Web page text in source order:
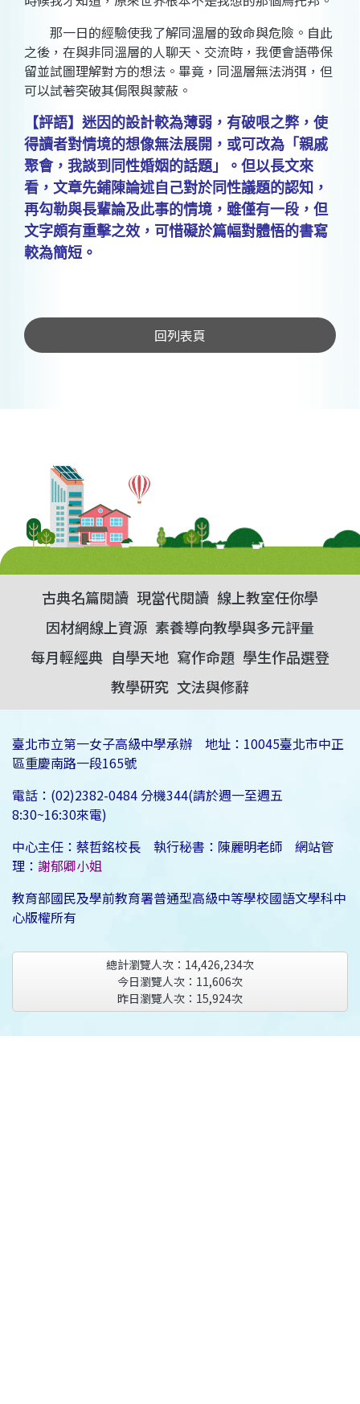
那一日的經驗使我了解同溫層的致命與危險。自此
之後，在與非同溫層的人聊天、交流時，我便會語帶保
留並試圖理解對方的想法。畢竟，同溫層無法消弭，但
可以試著突破其侷限與蒙蔽。
【評語】迷因的設計較為薄弱，有破哏之弊，使
得讀者對情境的想像無法展開，或可改為「親戚
聚會，我談到同性婚姻的話題」。但以長文來
看，文章先鋪陳論述自己對於同性議題的認知，
再勾勒與長輩論及此事的情境，雖僅有一段，但
文字頗有重擊之效，可惜礙於篇幅對體悟的書寫
較為簡短。
回列表頁
古典名篇閱讀 現當代閱讀 線上教室任你學
因材網線上資源 素養導向教學與多元評量
每月輕經典 自學天地 寫作命題 學生作品選登
教學研究 文法與修辭
臺北市立第一女子高級中學承辦 地址：10045臺北市中正
區重慶南路一段165號
電話：(02)2382-0484 分機344(請於週一至週五
8:30~16:30來電)
中心主任：蔡哲銘校長 執行秘書：陳麗明老師 網站管
理： 謝郁卿小姐
教育部國民及學前教育署普通型高級中等學校國語文學科中
心版權所有
總計瀏覽人次： 14,426,234次
今日瀏覽人次： 11,606次
昨日瀏覽人次： 15,924次